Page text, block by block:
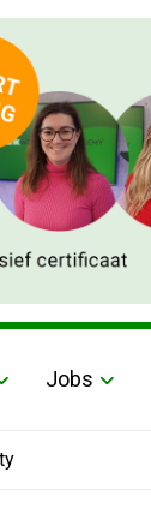
Jobs